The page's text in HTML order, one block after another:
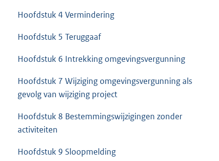
Hoofdstuk 4 Vermindering
Hoofdstuk 5 Teruggaaf
Hoofdstuk 6 Intrekking omgevingsvergunning
Hoofdstuk 7 Wijziging omgevingsvergunning als
gevolg van wijziging project
Hoofdstuk 8 Bestemmingswijzigingen zonder
activiteiten
Hoofdstuk 9 Sloopmelding